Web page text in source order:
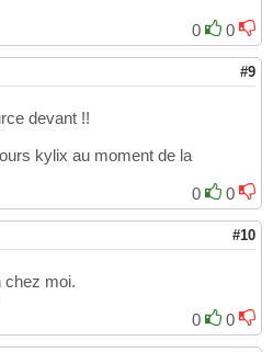
0
0
#9
devant !!
kylix au moment de la
0
0
#10
chez moi.
0
0